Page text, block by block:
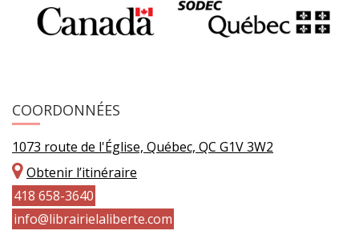
COORDONNÉES
1073 route de l'Église, Québec, QC G1V 3W2
Obtenir l’itinéraire
418 658-3640
info@librairielaliberte.com